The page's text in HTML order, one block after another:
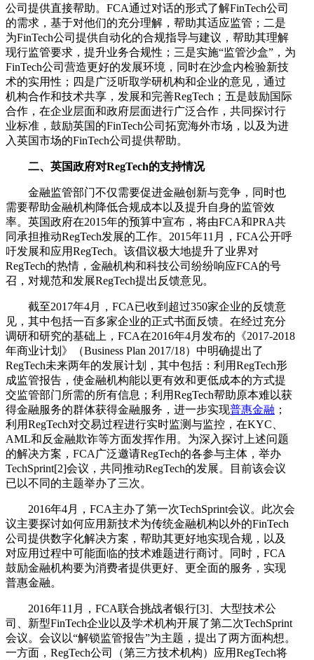
公司提供直接帮助。FCA通过对话的形式了解FinTech公司
的需求，基于对他们的充分理解，帮助其适应监管；二是
为FinTech公司提供自动化的合规指导与建议，帮助其理解
现行监管要求，提升业务合规性；三是实施“监管沙盒”，为
FinTech公司营造更好的发展环境，同时在沙盒内检验新技
术的实用性；四是广泛听取学研机构和企业的意见，通过
机构合作和技术共享，发展和完善RegTech；五是鼓励国际
合作，在企业层面和政府层面进行广泛合作，共同探讨行
业标准，鼓励英国的FinTech公司拓宽海外市场，以及为进
入英国市场的FinTech公司提供帮助。
二、英国政府对RegTech的支持情况
金融监管部门不仅需要促进金融创新与竞争，同时也
需要帮助金融机构降低合规成本以及提升自身的监管效
率。英国政府在2015年的预算中宣布，将由FCA和PRA共
同承担推动RegTech发展的工作。2015年11月，FCA公开呼
吁发展和应用RegTech。该倡议极大地提升了业界对
RegTech的热情，金融机构和科技公司纷纷响应FCA的号
召，对规范和发展RegTech提出反馈意见。
截至2017年4月，FCA已收到超过350家企业的反馈意
见，其中包括一百多家企业的正式书面反馈。在经过充分
调研和研究的基础上，FCA在2016年4月发布的《2017-2018
年商业计划》（Business Plan 2017/18）中明确提出了
RegTech未来两年的发展计划，其中包括：利用RegTech形
成监管报告，使金融机构能以更有效和更低成本的方式提
交监管部门所需的所有信息；利用RegTech帮助原本难以获
得金融服务的群体获得金融服务，进一步实现普惠金融 ；
利用RegTech对交易过程进行实时监测与监控，在KYC、
AML和反金融欺诈等方面发挥作用。为深入探讨上述问题
的解决方案，FCA广泛邀请RegTech的各参与主体，举办
TechSprint[2]会议，共同推动RegTech的发展。目前该会议
已以不同的主题举办了三次。
2016年4月，FCA主办了第一次TechSprint会议。此次会
议主要探讨如何应用新技术为传统金融机构以外的FinTech
公司提供数字化解决方案，帮助其更好地实现合规，以及
对应用过程中可能面临的技术难题进行商讨。同时，FCA
鼓励金融机构要为消费者提供更好、更全面的服务，实现
普惠金融。
2016年11月，FCA联合挑战者银行[3]、大型技术公
司、新型FinTech企业以及学术机构开展了第二次TechSprint
会议。会议以“解锁监管报告”为主题，提出了两方面构想。
一方面，RegTech公司（第三方技术机构）应用RegTech将